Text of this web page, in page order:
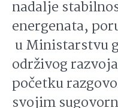
nadalje
energenata,
u Ministarstvu
održivog
početku
svojim